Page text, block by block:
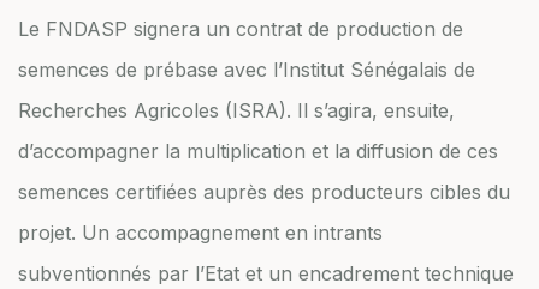
Le FNDASP signera un contrat de production de
semences de prébase avec l’Institut Sénégalais de
Recherches Agricoles (ISRA). Il s’agira, ensuite,
d’accompagner la multiplication et la diffusion de ces
semences certifiées auprès des producteurs cibles du
projet. Un accompagnement en intrants
subventionnés par l’Etat et un encadrement technique